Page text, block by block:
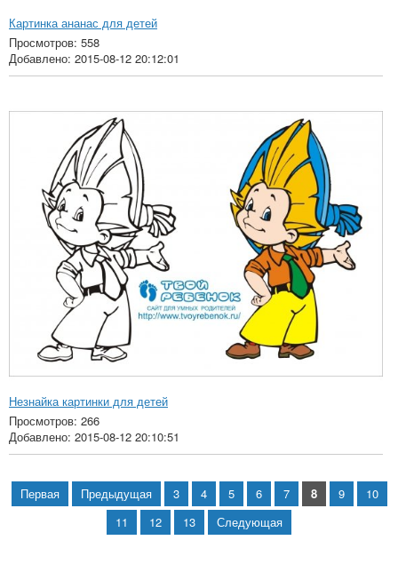
Картинка ананас для детей
Просмотров: 558
Добавлено: 2015-08-12 20:12:01
Незнайка картинки для детей
Просмотров: 266
Добавлено: 2015-08-12 20:10:51
Первая Предыдущая 3 4 5 6 7 8 9
10
11
12 13 Следующая